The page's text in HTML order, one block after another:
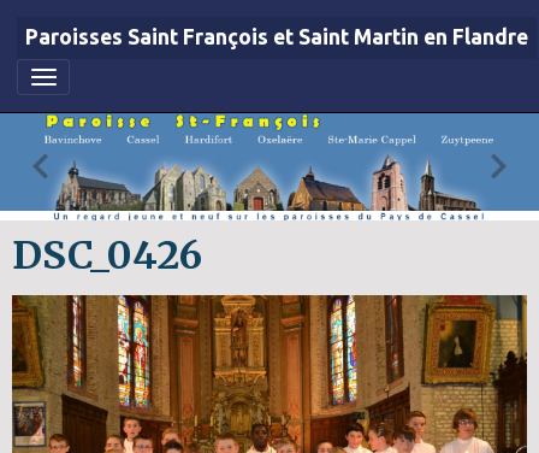
Paroisses Saint François et Saint Martin en Flandre
DSC_0426